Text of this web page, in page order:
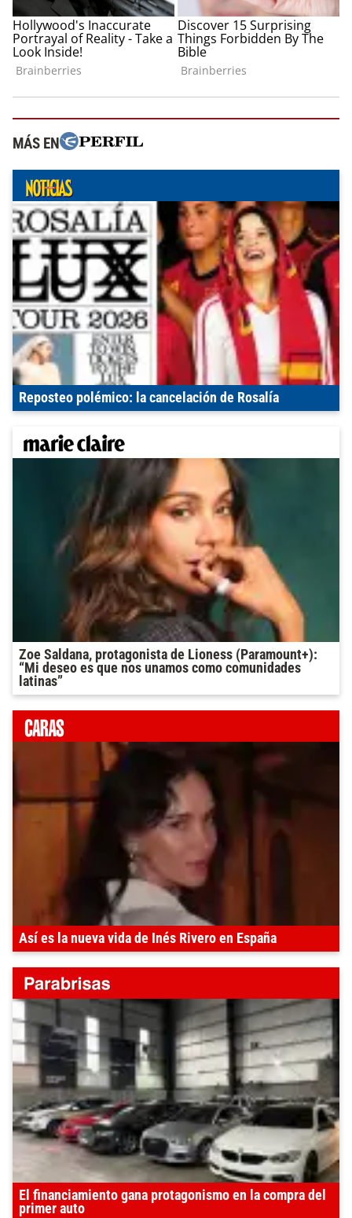
MÁS EN
Reposteo polémico: la cancelación de Rosalía
Zoe Saldana, protagonista de Lioness (Paramount+):
“Mi deseo es que nos unamos como comunidades
latinas”
Así es la nueva vida de Inés Rivero en España
El financiamiento gana protagonismo en la compra del
primer auto